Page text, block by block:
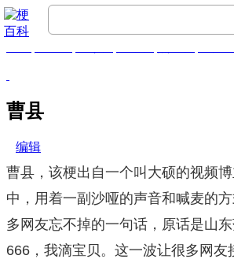
曹县
编辑
曹县，该梗出自一个叫大硕的视频
中，用着一副沙哑的声音和喊麦的
多网友忘不掉的一句话，原话是山东
666，我滴宝贝。这一波让很多网友